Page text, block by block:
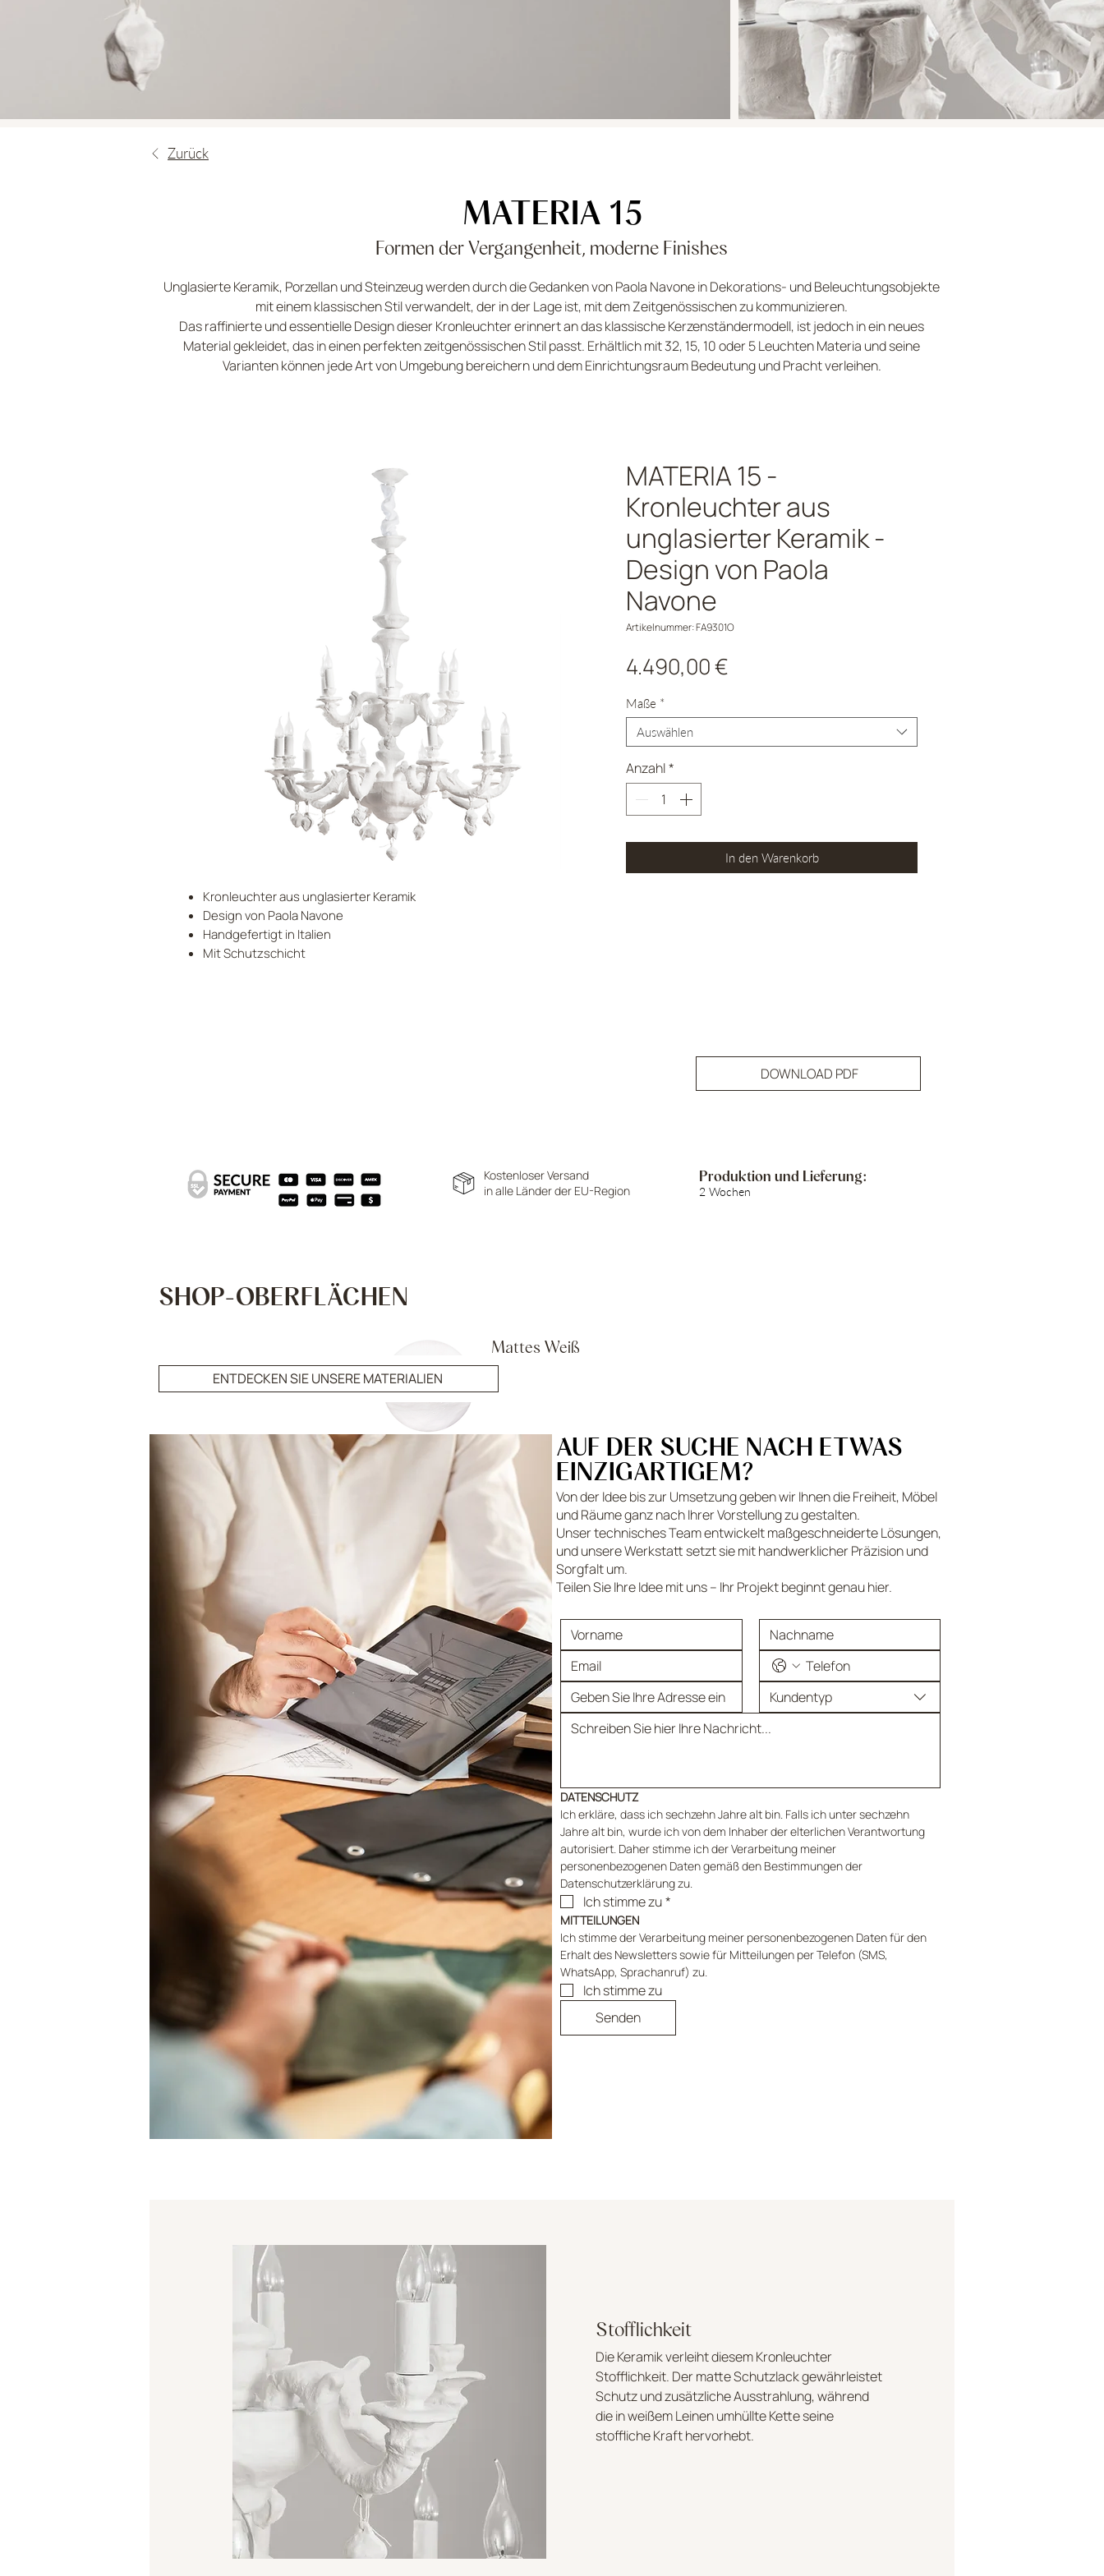
Zurück
MATERIA 15
Formen der Vergangenheit, moderne Finishes
Unglasierte Keramik, Porzellan und Steinzeug werden durch die Gedanken von Paola Navone in Dekorations- und Beleuchtungsobjekte
mit einem klassischen Stil verwandelt, der in der Lage ist, mit dem Zeitgenössischen zu kommunizieren.
Das raffinierte und essentielle Design dieser Kronleuchter erinnert an das klassische Kerzenständermodell, ist jedoch in ein neues
Material gekleidet, das in einen perfekten zeitgenössischen Stil passt. Erhältlich mit 32, 15, 10 oder 5 Leuchten Materia und seine
Varianten können jede Art von Umgebung bereichern und dem Einrichtungsraum Bedeutung und Pracht verleihen.
Kronleuchter aus unglasierter Keramik
Design von Paola Navone
Handgefertigt in Italien
Mit Schutzschicht
MATERIA 15 -
Kronleuchter aus
unglasierter Keramik -
Design von Paola
Navone
Artikelnummer: FA9301O
4.490,00 €
Maße *
Auswählen
Anzahl*
In den Warenkorb
DOWNLOAD PDF
Kostenloser Versand
in alle Länder der EU-Region
Produktion und Lieferung:
2 Wochen
SHOP-OBERFLÄCHEN
Mattes Weiß
FINISH
ENTDECKEN SIE UNSERE MATERIALIEN
AUF DER SUCHE NACH ETWAS
EINZIGARTIGEM?
Von der Idee bis zur Umsetzung geben wir Ihnen die Freiheit, Möbel
und Räume ganz nach Ihrer Vorstellung zu gestalten.
Unser technisches Team entwickelt maßgeschneiderte Lösungen,
und unsere Werkstatt setzt sie mit handwerklicher Präzision und
Sorgfalt um.
Teilen Sie Ihre Idee mit uns – Ihr Projekt beginnt genau hier.
Kundentyp
DATENSCHUTZ
Ich erkläre, dass ich sechzehn Jahre alt bin. Falls ich unter sechzehn
Jahre alt bin, wurde ich von dem Inhaber der elterlichen Verantwortung
autorisiert. Daher stimme ich der Verarbeitung meiner
personenbezogenen Daten gemäß den Bestimmungen der
Datenschutzerklärung zu.
Ich stimme zu*
MITTEILUNGEN
Ich stimme der Verarbeitung meiner personenbezogenen Daten für den
Erhalt des Newsletters sowie für Mitteilungen per Telefon (SMS,
WhatsApp, Sprachanruf) zu.
Ich stimme zu
Senden
Stofflichkeit
Die Keramik verleiht diesem Kronleuchter
Stofflichkeit. Der matte Schutzlack gewährleistet
Schutz und zusätzliche Ausstrahlung, während
die in weißem Leinen umhüllte Kette seine
stoffliche Kraft hervorhebt.